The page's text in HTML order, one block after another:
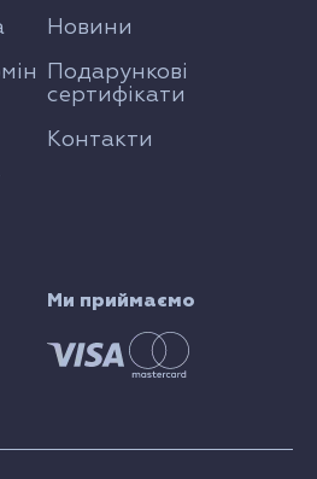
Новини
Подарункові
сертифікати
Контакти
Ми приймаємо